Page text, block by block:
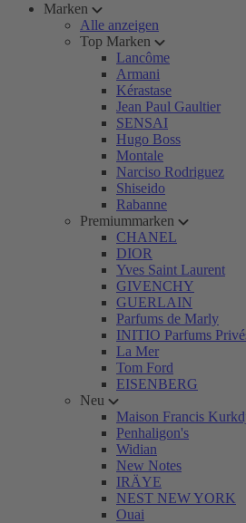
Marken
Alle anzeigen
Top Marken
Lancôme
Armani
Kérastase
Jean Paul Gaultier
SENSAI
Hugo Boss
Montale
Narciso Rodriguez
Shiseido
Rabanne
Premiummarken
CHANEL
DIOR
Yves Saint Laurent
GIVENCHY
GUERLAIN
Parfums de Marly
INITIO Parfums
La Mer
Tom Ford
EISENBERG
Neu
Maison Francis
Penhaligon's
Widian
New Notes
IRÄYE
NEST NEW YORK
Ouai